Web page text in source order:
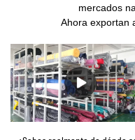
mercados
Ahora exportan